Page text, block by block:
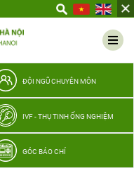
ĐỘI NGŨ CHUYÊN MÔN
IVF - THỤ TINH ỐNG NGHIỆM
GÓC BÁO CHÍ